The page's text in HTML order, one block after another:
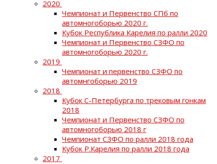
2020
Чемпионат и Первенство СПб по
автомногоборью 2020 г.
Кубок Республика Карелия по ралли 2020
Чемпионат и Первенство СЗФО по
автомногоборью 2020 г.
2019
Чемпионат и первенство СЗФО по
автомнгоборью 2019
2018
Кубок С-Петербурга по трековым гонкам
2018
Чемпионат и Первенство СЗФО по
автомногоборью 2018 г
Чемпионат СЗФО по ралли 2018 года
Кубок Р.Карелия по ралли 2018 года
2017